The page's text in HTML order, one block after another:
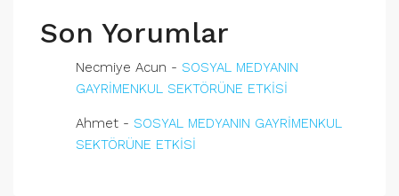
Son Yorumlar
Necmiye Acun - SOSYAL MEDYANIN
GAYRİMENKUL SEKTÖRÜNE ETKİSİ
Ahmet - SOSYAL MEDYANIN GAYRİMENKUL
SEKTÖRÜNE ETKİSİ